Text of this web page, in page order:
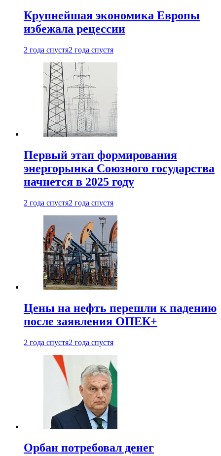
Крупнейшая экономика Европы
избежала рецессии
2 года спустя2 года спустя
Первый этап формирования
энергорынка Союзного государства
начнется в 2025 году
2 года спустя2 года спустя
Цены на нефть перешли к падению
после заявления ОПЕК+
2 года спустя2 года спустя
Орбан потребовал денег